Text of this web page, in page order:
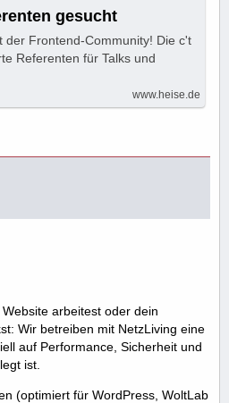
gesucht
der Frontend-Community! Die c't
Referenten für Talks und
www.heise.de
arbeitest oder dein
Wir betreiben mit NetzLiving eine
auf Performance, Sicherheit und
ist.
(optimiert für WordPress, WoltLab